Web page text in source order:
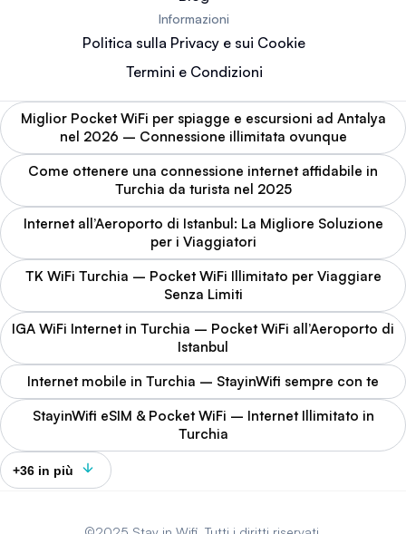
Informazioni
Politica sulla Privacy e sui Cookie
Termini e Condizioni
Miglior Pocket WiFi per spiagge e escursioni ad Antalya
nel 2026 – Connessione illimitata ovunque
Come ottenere una connessione internet affidabile in
Turchia da turista nel 2025
Internet all’Aeroporto di Istanbul: La Migliore Soluzione
per i Viaggiatori
TK WiFi Turchia – Pocket WiFi Illimitato per Viaggiare
Senza Limiti
IGA WiFi Internet in Turchia – Pocket WiFi all’Aeroporto di
Istanbul
Internet mobile in Turchia – StayinWifi sempre con te
StayinWifi eSIM & Pocket WiFi – Internet Illimitato in
Turchia
+36 in più